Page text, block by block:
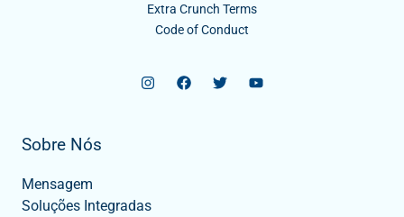
Extra Crunch Terms
Code of Conduct
Sobre Nós
Mensagem
Soluções Integradas